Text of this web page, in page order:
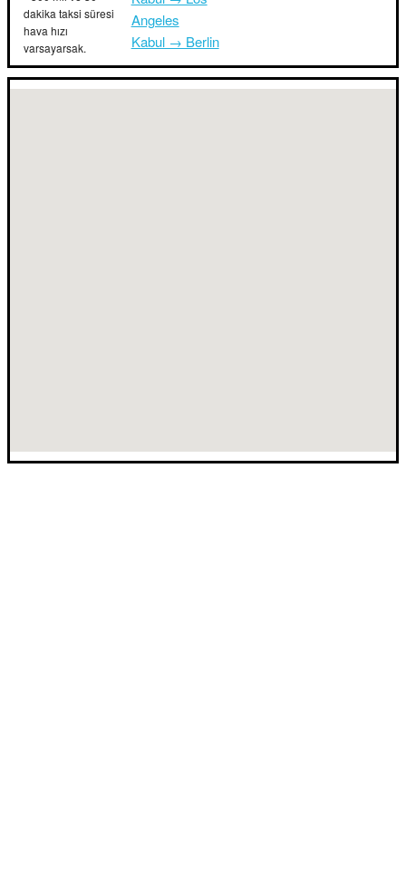
dakika taksi süresi
hava hızı
varsayarsak.
Angeles
Kabul → Berlin